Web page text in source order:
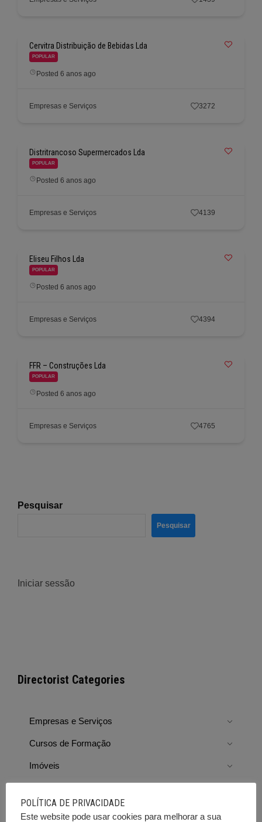
Cervitra Distribuição de Bebidas Lda
POPULAR
Posted 6 anos ago
Empresas e Serviços 3272
Distritrancoso Supermercados Lda
POPULAR
Posted 6 anos ago
Empresas e Serviços 4139
Eliseu Filhos Lda
POPULAR
Posted 6 anos ago
Empresas e Serviços 4394
FFR – Construções Lda
POPULAR
Posted 6 anos ago
Empresas e Serviços 4765
Pesquisar
Pesquisar
Iniciar sessão
Directorist Categories
Empresas e Serviços
Cursos de Formação
Imóveis
POLÍTICA DE PRIVACIDADE
Este website pode usar cookies para melhorar a sua